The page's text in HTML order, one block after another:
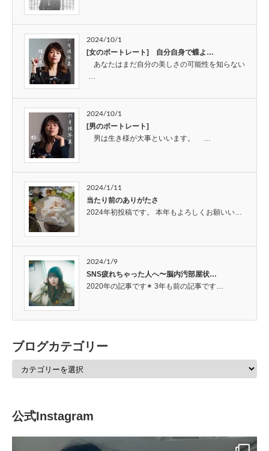
2024/10/1
[女のポートレート] 自分自身で蝶よ…
あなたはまだ自分の美しさの可能性を知らない
2024/10/1
[男のポートレート]
男は生き様が大事といいます。 …
2024/1/11
当たり前のありがたさ
2024年初投稿です。 本年もよろしくお願いい…
2024/1/9
SNS疲れちゃった人へ〜脳内汚部屋状…
2020年の記事です✴︎ 3年も前の記事です…
ブログカテゴリー
公式Instagram